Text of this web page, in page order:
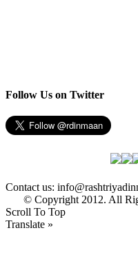
Follow Us on Twitter
Contact us:
© Copyright 2012. All
Scroll To Top
Translate »